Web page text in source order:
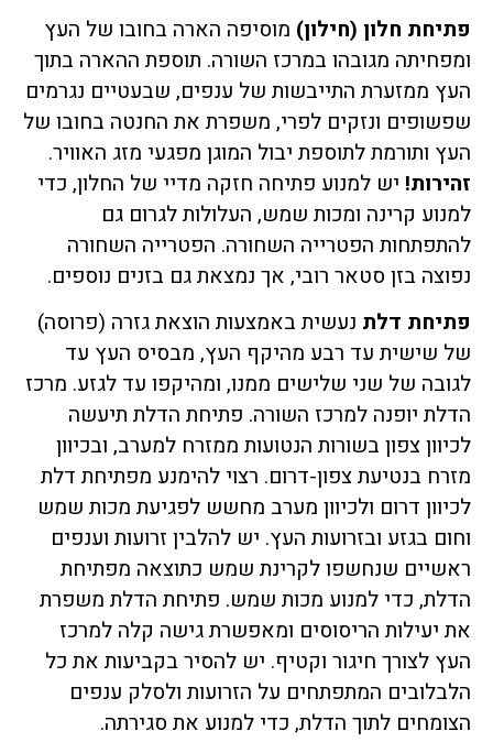
פתיחת חלון (חילון) מוסיפה הארה בחובו של העץ
ומפחיתה מגובהו במרכז השורה. תוספת ההארה בתוך
העץ ממזערת התייבשות של ענפים, שבעטיים נגרמים
שפשופים ונזקים לפרי, משפרת את החנטה בחובו של
העץ ותורמת לתוספת יבול המוגן מפגעי מזג האוויר.
זהירות! יש למנוע פתיחה חזקה מדיי של החלון, כדי
למנוע קרינה ומכות שמש, העלולות לגרום גם
להתפתחות הפטרייה השחורה. הפטרייה השחורה
נפוצה בזן סטאר רובי, אך נמצאת גם בזנים נוספים.
פתיחת דלת נעשית באמצעות הוצאת גזרה (פרוסה)
של שישית עד רבע מהיקף העץ, מבסיס העץ עד
לגובה של שני שלישים ממנו, ומהיקפו עד לגזע. מרכז
הדלת יופנה למרכז השורה. פתיחת הדלת תיעשה
לכיוון צפון בשורות הנטועות ממזרח למערב, ובכיוון
מזרח בנטיעת צפון-דרום. רצוי להימנע מפתיחת דלת
לכיוון דרום ולכיוון מערב מחשש לפגיעת מכות שמש
וחום בגזע ובזרועות העץ. יש להלבין זרועות וענפים
ראשיים שנחשפו לקרינת שמש כתוצאה מפתיחת
הדלת, כדי למנוע מכות שמש. פתיחת הדלת משפרת
את יעילות הריסוסים ומאפשרת גישה קלה למרכז
העץ לצורך חיגור וקטיף. יש להסיר בקביעות את כל
הלבלובים המתפתחים על הזרועות ולסלק ענפים
הצומחים לתוך הדלת, כדי למנוע את סגירתה.